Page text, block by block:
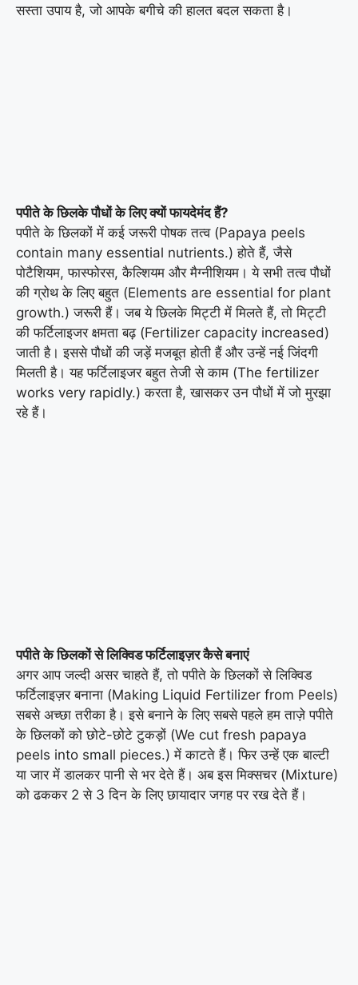
सस्ता उपाय है, जो आपके बगीचे की हालत बदल सकता है।
पपीते के छिलके पौधों के लिए क्यों फायदेमंद हैं?
पपीते के छिलकों में कई जरूरी पोषक तत्व (Papaya peels
contain many essential nutrients.) होते हैं, जैसे
पोटैशियम, फास्फोरस, कैल्शियम और मैग्नीशियम। ये सभी तत्व पौधों
की ग्रोथ के लिए बहुत (Elements are essential for plant
growth.) जरूरी हैं। जब ये छिलके मिट्टी में मिलते हैं, तो मिट्टी
की फर्टिलाइजर क्षमता बढ़ (Fertilizer capacity increased)
जाती है। इससे पौधों की जड़ें मजबूत होती हैं और उन्हें नई जिंदगी
मिलती है। यह फर्टिलाइजर बहुत तेजी से काम (The fertilizer
works very rapidly.) करता है, खासकर उन पौधों में जो मुरझा
रहे हैं।
पपीते के छिलकों से लिक्विड फर्टिलाइज़र कैसे बनाएं
अगर आप जल्दी असर चाहते हैं, तो पपीते के छिलकों से लिक्विड
फर्टिलाइज़र बनाना (Making Liquid Fertilizer from Peels)
सबसे अच्छा तरीका है। इसे बनाने के लिए सबसे पहले हम ताज़े पपीते
के छिलकों को छोटे-छोटे टुकड़ों (We cut fresh papaya
peels into small pieces.) में काटते हैं। फिर उन्हें एक बाल्टी
या जार में डालकर पानी से भर देते हैं। अब इस मिक्सचर (Mixture)
को ढककर 2 से 3 दिन के लिए छायादार जगह पर रख देते हैं।